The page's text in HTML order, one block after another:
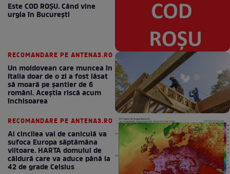
Este COD ROŞU. Când vine
urgia în Bucureşti
RECOMANDARE PE ANTENA3.RO
Un moldovean care muncea în
Italia doar de o zi a fost lăsat
să moară pe şantier de 6
români. Aceștia riscă acum
închisoarea
RECOMANDARE PE ANTENA3.RO
Al cincilea val de caniculă va
sufoca Europa săptămâna
viitoare. HARTA domului de
căldură care va aduce până la
42 de grade Celsius